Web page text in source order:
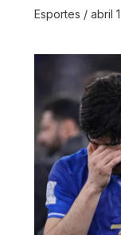
Esportes / abril